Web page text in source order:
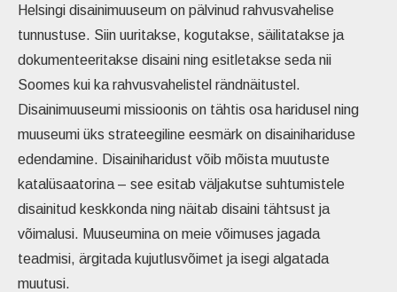
Helsingi disainimuuseum on pälvinud rahvusvahelise
tunnustuse. Siin uuritakse, kogutakse, säilitatakse ja
dokumenteeritakse disaini ning esitletakse seda nii
Soomes kui ka rahvusvahelistel rändnäitustel.
Disainimuuseumi missioonis on tähtis osa haridusel ning
muuseumi üks strateegiline eesmärk on disainihariduse
edendamine. Disainiharidust võib mõista muutuste
katalüsaatorina – see esitab väljakutse suhtumistele
disainitud keskkonda ning näitab disaini tähtsust ja
võimalusi. Muuseumina on meie võimuses jagada
teadmisi, ärgitada kujutlusvõimet ja isegi algatada
muutusi.